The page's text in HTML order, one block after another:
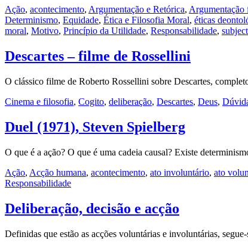
Ação, acontecimento, Argumentação e Retórica, Argumentação
Determinismo, Equidade, Ética e Filosofia Moral, éticas
moral, Motivo, Princípio da Utilidade, Responsabilidade,
Descartes – filme de Rossellini
O clássico filme de Roberto Rossellini sobre Descartes,
Cinema e filosofia, Cogito, deliberação, Descartes, Deus,
Duel (1971), Steven Spielberg
O que é a ação? O que é uma cadeia causal? Existe
Ação, Acção humana, acontecimento, ato involuntário, ato
Responsabilidade
Deliberação, decisão e acção
Definidas que estão as acções voluntárias e involuntárias,